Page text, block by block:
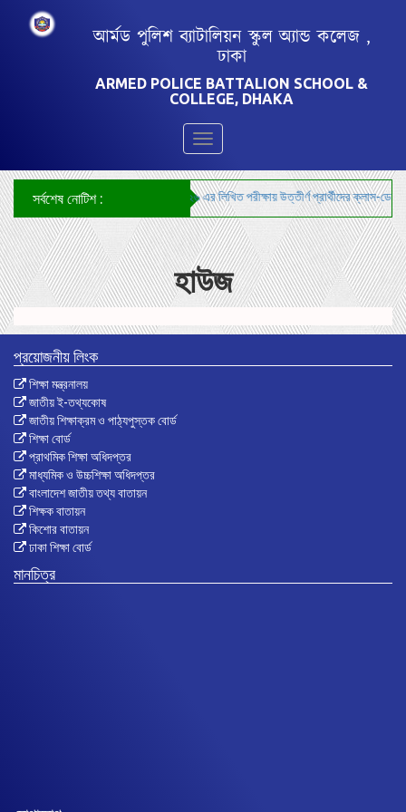
আর্মড পুলিশ ব্যাটালিয়ন স্কুল অ্যান্ড কলেজ ,
ঢাকা
ARMED POLICE BATTALION SCHOOL &
COLLEGE, DHAKA
Toggle
navigation
সর্বশেষ নোটিশ :***শিক্ষক নিয়োগ-২০২৬ এর লিখিত পরীক্ষায় উত্তীর্ণ প্রার্থীদের ক্লাস-
হাউজ
প্রয়োজনীয় লিংক
শিক্ষা মন্ত্রনালয়
জাতীয় ই-তথ্যকোষ
জাতীয় শিক্ষাক্রম ও পাঠ্যপুস্তক বোর্ড
শিক্ষা বোর্ড
প্রাথমিক শিক্ষা অধিদপ্তর
মাধ্যমিক ও উচ্চশিক্ষা অধিদপ্তর
বাংলাদেশ জাতীয় তথ্য বাতায়ন
শিক্ষক বাতায়ন
কিশোর বাতায়ন
ঢাকা শিক্ষা বোর্ড
মানচিত্র